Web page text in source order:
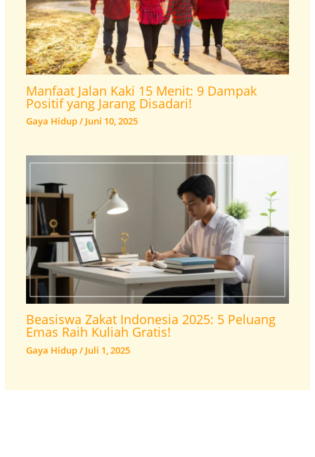
Manfaat Jalan Kaki 15 Menit: 9 Dampak
Positif yang Jarang Disadari!
Gaya Hidup/ Juni 10, 2025
Beasiswa Zakat Indonesia 2025: 5 Peluang
Emas Raih Kuliah Gratis!
Gaya Hidup/ Juli 1, 2025